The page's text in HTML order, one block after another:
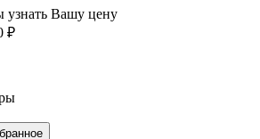
узнать Вашу цену
₽